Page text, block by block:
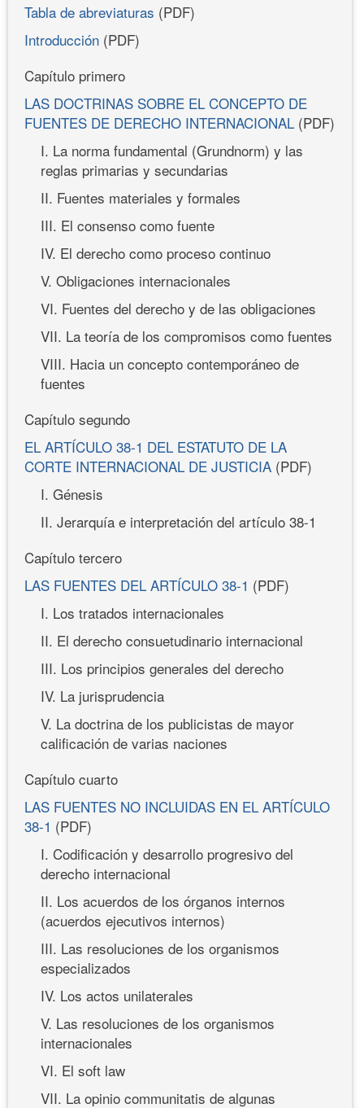
Tabla de abreviaturas (PDF)
Introducción (PDF)
Capítulo primero
LAS DOCTRINAS SOBRE EL CONCEPTO DE
FUENTES DE DERECHO INTERNACIONAL (PDF)
I. La norma fundamental (Grundnorm) y las
reglas primarias y secundarias
II. Fuentes materiales y formales
III. El consenso como fuente
IV. El derecho como proceso continuo
V. Obligaciones internacionales
VI. Fuentes del derecho y de las obligaciones
VII. La teoría de los compromisos como fuentes
VIII. Hacia un concepto contemporáneo de
fuentes
Capítulo segundo
EL ARTÍCULO 38-1 DEL ESTATUTO DE LA
CORTE INTERNACIONAL DE JUSTICIA (PDF)
I. Génesis
II. Jerarquía e interpretación del artículo 38-1
Capítulo tercero
LAS FUENTES DEL ARTÍCULO 38-1 (PDF)
I. Los tratados internacionales
II. El derecho consuetudinario internacional
III. Los principios generales del derecho
IV. La jurisprudencia
V. La doctrina de los publicistas de mayor
calificación de varias naciones
Capítulo cuarto
LAS FUENTES NO INCLUIDAS EN EL ARTÍCULO
38-1 (PDF)
I. Codificación y desarrollo progresivo del
derecho internacional
II. Los acuerdos de los órganos internos
(acuerdos ejecutivos internos)
III. Las resoluciones de los organismos
especializados
IV. Los actos unilaterales
V. Las resoluciones de los organismos
internacionales
VI. El soft law
VII. La opinio communitatis de algunas